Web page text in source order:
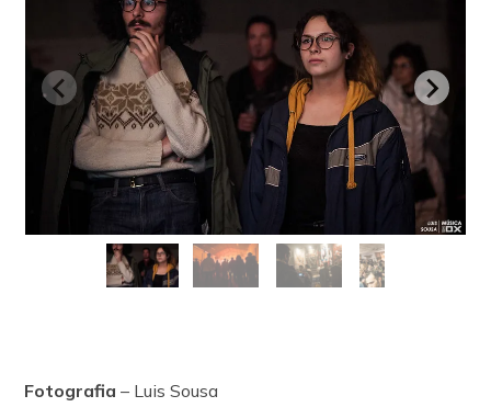
Fotografia – Luis Sousa